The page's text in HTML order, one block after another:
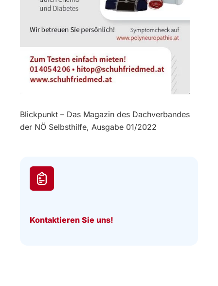
Blickpunkt – Das Magazin des Dachverbandes
der NÖ Selbsthilfe, Ausgabe 01/2022
Kontaktieren Sie uns!